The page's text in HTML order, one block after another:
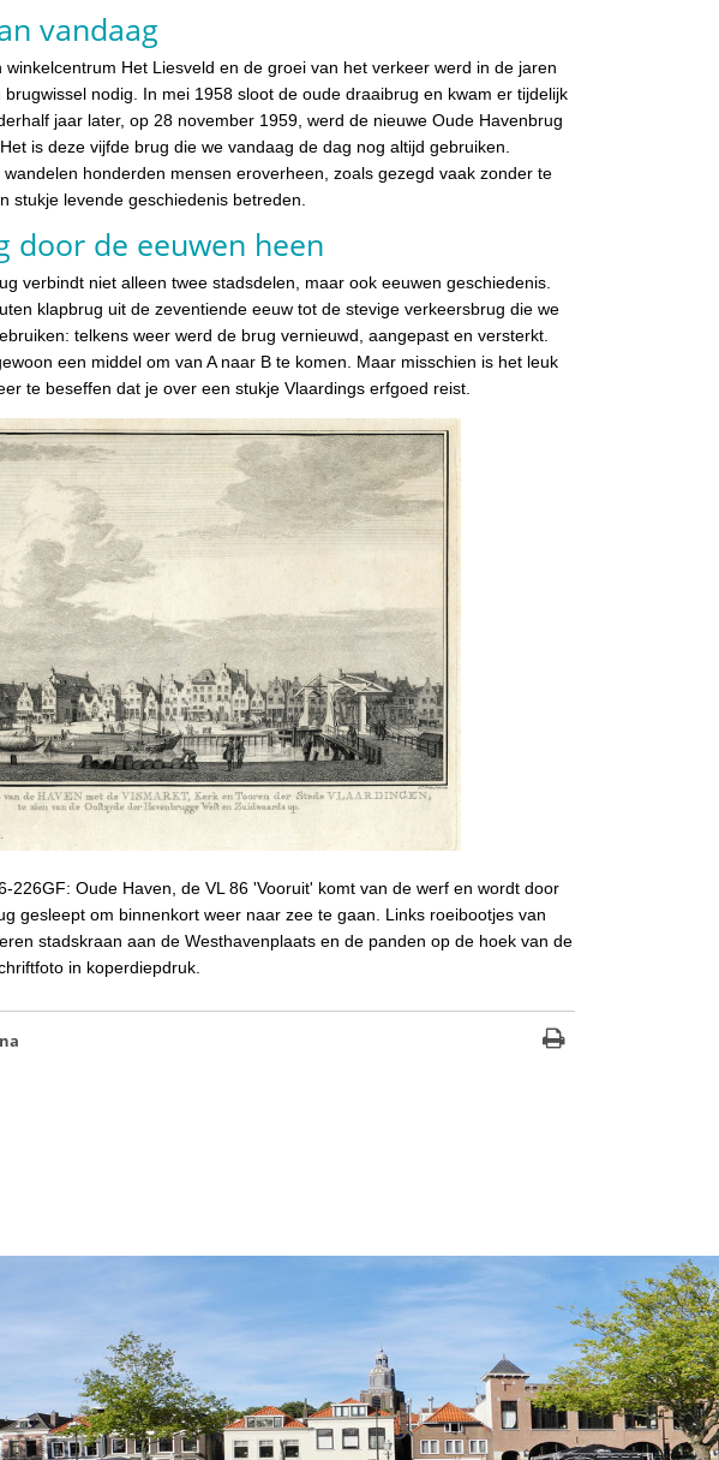
vandaag
winkelcentrum Het Liesveld en de groei van het verkeer werd in de jaren
brugwissel nodig. In mei 1958 sloot de oude draaibrug en kwam er tijdelijk
jaar later, op 28 november 1959, werd de nieuwe Oude Havenbrug
is deze vijfde brug die we vandaag de dag nog altijd gebruiken.
wandelen honderden mensen eroverheen, zoals gezegd vaak zonder te
stukje levende geschiedenis betreden.
door de eeuwen heen
verbindt niet alleen twee stadsdelen, maar ook eeuwen geschiedenis.
klapbrug uit de zeventiende eeuw tot de stevige verkeersbrug die we
telkens weer werd de brug vernieuwd, aangepast en versterkt.
een middel om van A naar B te komen. Maar misschien is het leuk
te beseffen dat je over een stukje Vlaardings erfgoed reist.
226GF: Oude Haven, de VL 86 'Vooruit' komt van de werf en wordt door
gesleept om binnenkort weer naar zee te gaan. Links roeibootjes van
stadskraan aan de Westhavenplaats en de panden op de hoek van de
in koperdiepdruk.